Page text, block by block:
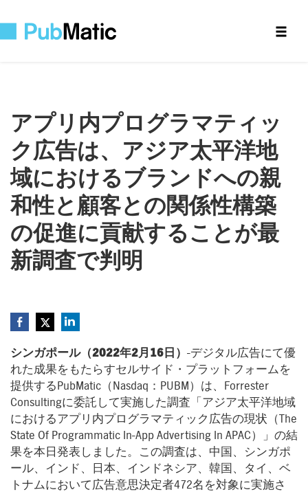
アプリ内プログラマティッ
ク広告は、アジア太平洋地
域におけるブランドへの親
和性と顧客との関係性構築
の促進に貢献することが最
新調査で判明
シンガポール（2022年2月16日） -デジタル広告にて優
れた成果をもたらすセルサイド・プラットフォームを
提供するPubMatic（Nasdaq：PUBM）は、Forrester
Consultingに委託して実施した調査「アジア太平洋地域
におけるアプリ内プログラマティック広告の現状（The
State Of Programmatic In-App Advertising In APAC）」の結
果を本日発表しました。この調査は、中国、シンガポ
ール、インド、日本、インドネシア、韓国、タイ、ベ
トナムにおいて広告意思決定者472名を対象に実施さ